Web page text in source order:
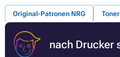
Original-Patronen NRG
nach Drucker